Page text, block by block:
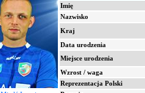
Imię
Nazwisko
Kraj
Data urodzenia
Miejsce urodzenia
Wzrost / waga
Reprezentacja Polski